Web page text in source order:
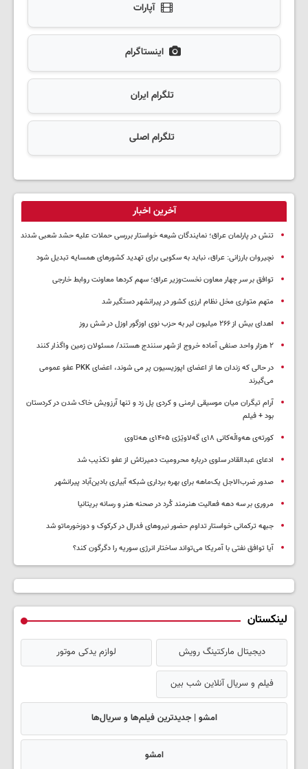
آپارات
اینستاگرام
تلگرام ایران
تلگرام اصلی
آخرین اخبار
تنش در پارلمان عراق؛ نمایندگان شیعه خواستار بررسی حملات علیه حشد شعبی شدند
نچیروان بارزانی: عراق، نباید به سکویی برای تهدید کشورهای همسایه تبدیل شود
توافق بر سر چهار معاون نخست‌وزیر عراق؛ سهم کردها معاونت روابط خارجی
متهم متواری مخل نظام ارزی کشور در پیرانشهر دستگیر شد
اهدای بیش از ۲۶۶ میلیون لیر به حزب نوی اوزگور اوزل در شش روز
۲ هزار واحد صنفی آماده خروج از شهر سنندج هستند/ مسئولان زمین واگذار کنند
در حالی که زندان ها از اعضای اپوزیسیون پر می شوند، اعضای PKK عفو عمومی
می‌گیرند
آرام تیگران میان موسیقی ارمنی و کردی پل زد و تنها آرزویش خاک شدن در کردستان
بود + فیلم
کورتەی هەواڵەکانی ۱۸ی گەلاوێژی ۱۴۰۵ی هەتاوی
ادعای عبدالقادر سلوی درباره محرومیت دمیرتاش از عفو تکذیب شد
صدور ضرب‌الاجل یک‌ماهه برای بهره برداری شبکه آبیاری بادین‌آباد پیرانشهر
مروری بر سه دهه فعالیت هنرمند کُرد در صحنه هنر و رسانه بریتانیا
جبهه ترکمانی خواستار تداوم حضور نیروهای فدرال در کرکوک و دوزخورماتو شد
آیا توافق نفتی با آمریکا می‌تواند ساختار انرژی سوریه را دگرگون کند؟
لینکستان
دیجیتال مارکتینگ رویش لوازم یدکی موتور
فیلم و سریال آنلاین شب بین
امشو | جدیدترین فیلم‌ها و سریال‌ها
امشو